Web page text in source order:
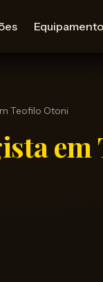
Teofilo Otoni